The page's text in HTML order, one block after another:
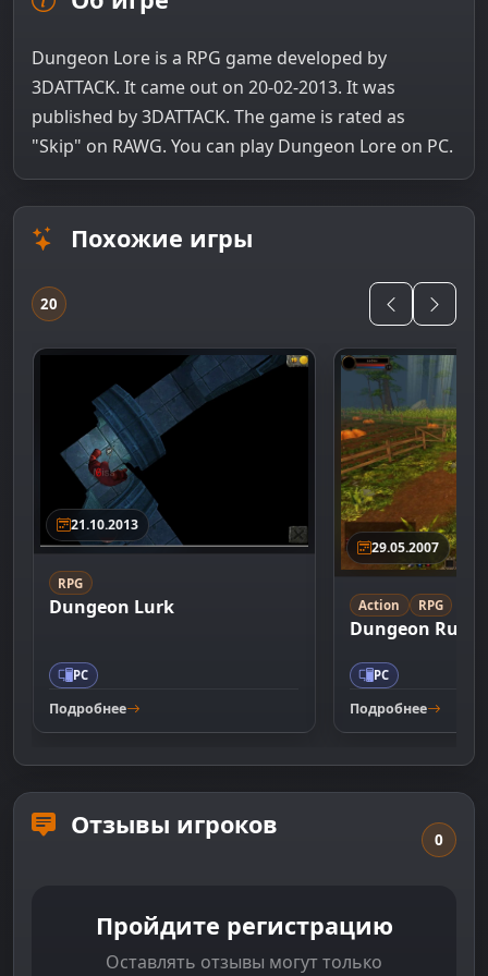
Dungeon Lore is a RPG game developed by
3DATTACK. It came out on 20-02-2013. It was
published by 3DATTACK. The game is rated as
"Skip" on RAWG. You can play Dungeon Lore on PC.
Похожие игры
20
21.10.2013
RPG
Dungeon Lurk
PC
Подробнее
29.05.2007
Action RPG
Dungeon
PC
Подробнее
Отзывы игроков 0
Пройдите регистрацию
Оставлять отзывы могут только